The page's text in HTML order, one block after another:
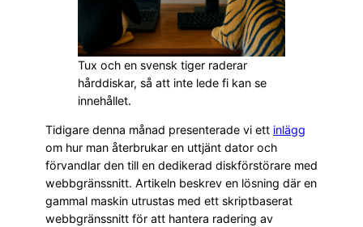
Tux och en svensk tiger raderar
hårddiskar, så att inte lede fi kan se
innehållet.
Tidigare denna månad presenterade vi ett inlägg
om hur man återbrukar en uttjänt dator och
förvandlar den till en dedikerad diskförstörare med
webbgränssnitt. Artikeln beskrev en lösning där en
gammal maskin utrustas med ett skriptbaserat
webbgränssnitt för att hantera radering av